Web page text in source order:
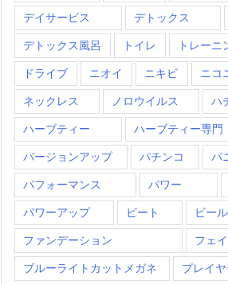
デイサービス デトックス
デトックス風呂 トイレ トレーニ
ドライブ ニオイ ニキビ ニコ
ネックレス ノロウイルス ハ
ハーブティー ハーブティー専門
バージョンアップ パチンコ パ
パフォーマンス パワー
パワーアップ ビート ビー
ファンデーション フェ
ブルーライトカットメガネ プレイ